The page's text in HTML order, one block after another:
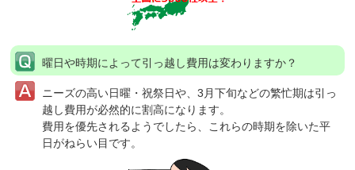
曜日や時期によって引っ越し費用は変わりますか？
ニーズの高い日曜・祝祭日や、3月下旬などの繁忙期は引っ
越し費用が必然的に割高になります。
費用を優先されるようでしたら、これらの時期を除いた平
日がねらい目です。